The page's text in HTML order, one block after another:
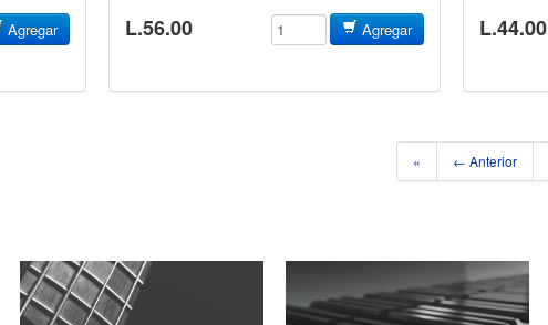
Agregar L.56.00 Agregar L.44.00
« ← Anterior